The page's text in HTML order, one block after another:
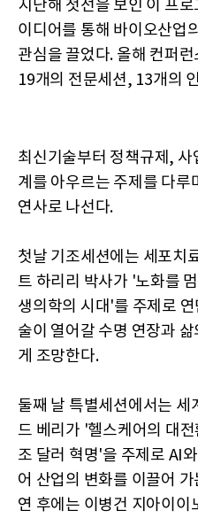
지난해 첫선을 보인 이 프
이디어를 통해 바이오산업
관심을 끌었다. 올해 컨퍼
19개의 전문세션, 13개의
최신기술부터 정책규제,
계를 아우르는 주제를 다루
연사로 나선다.
첫날 기조세션에는 세포치
트 하리리 박사가 '노화를
생의학의 시대'를 주제로
술이 열어갈 수명 연장과
게 조망한다.
둘째 날 특별세션에서는 세
드 베리가 '헬스케어의 대
조 달러 혁명'을 주제로 AI
어 산업의 변화를 이끌어
연 후에는 이병건 지아이이